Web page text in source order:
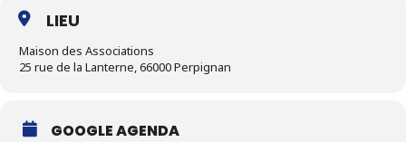
LIEU
Maison des Associations
25 rue de la Lanterne, 66000 Perpignan
GOOGLE AGENDA